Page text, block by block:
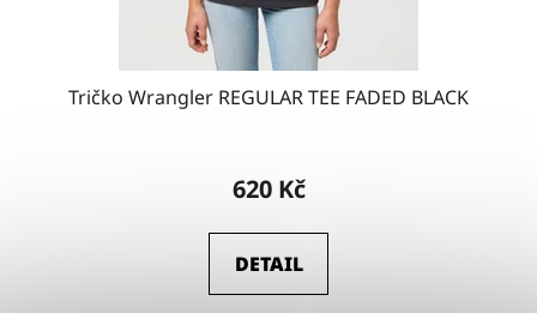
Tričko Wrangler REGULAR TEE FADED BLACK
620 Kč
DETAIL